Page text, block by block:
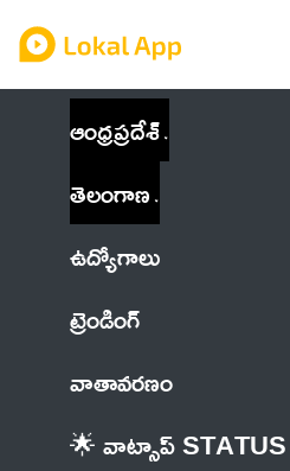
ఆంధ్రప్రదేశ్
తెలంగాణ
ఉద్యోగాలు
ట్రెండింగ్
వాతావరణం
🌟 వాట్సాప్ STATUS